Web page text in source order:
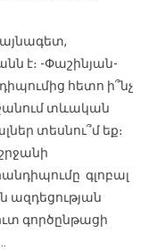
է։ -Փաշինյան-
հետո ի՞նչ
տևական
տեսնու՞մ եք։
գլոբալ
ազդեցության
գործընթացի